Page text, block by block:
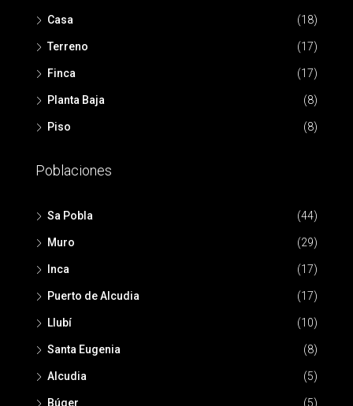
Casa (18)
Terreno (17)
Finca (17)
Planta Baja (8)
Piso (8)
Poblaciones
Sa Pobla (44)
Muro (29)
Inca (17)
Puerto de Alcudia (17)
Llubí (10)
Santa Eugenia (8)
Alcudia (5)
Búger (5)